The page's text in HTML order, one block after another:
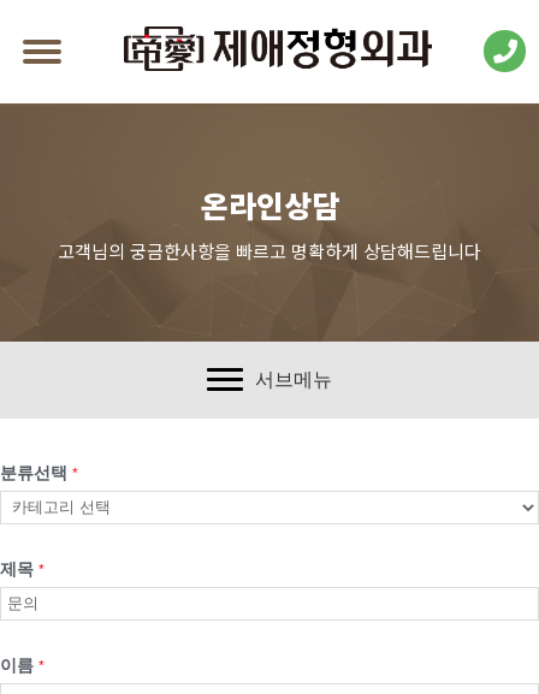
온라인상담
고객님의 궁금한사항을 빠르고 명확하게 상담해드립니다
서브메뉴
분류선택 *
제목 *
이름 *